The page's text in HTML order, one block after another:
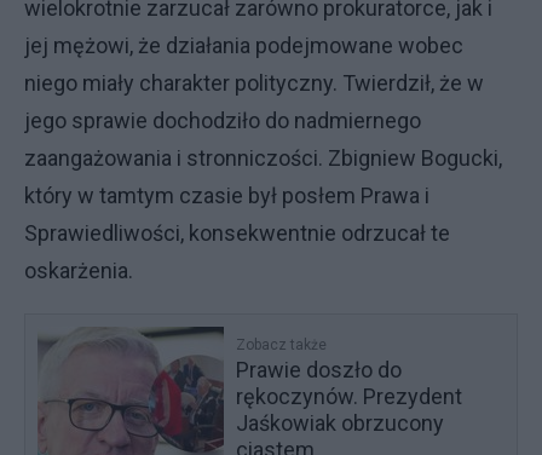
wielokrotnie zarzucał zarówno prokuratorce, jak i
jej mężowi, że działania podejmowane wobec
niego miały charakter polityczny. Twierdził, że w
jego sprawie dochodziło do nadmiernego
zaangażowania i stronniczości. Zbigniew Bogucki,
który w tamtym czasie był posłem Prawa i
Sprawiedliwości, konsekwentnie odrzucał te
oskarżenia.
Zobacz także
Prawie doszło do
rękoczynów. Prezydent
Jaśkowiak obrzucony
ciastem